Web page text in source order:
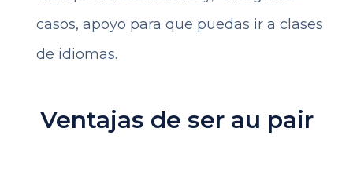
casos, apoyo para que puedas ir a clases
de idiomas.
Ventajas de ser au pair